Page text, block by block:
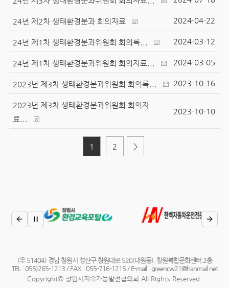
24년 제2차 생태환경분과 회의자료 2024-04-22
24년 제1차 생태환경분과위원회 회의록... 2024-03-12
24년 제1차 생태환경분과위원회 회의자료... 2024-03-05
2023년 제3차 생태환경분과위원회 회의록... 2023-10-16
2023년 제3차 생태환경분과위원회 회의자
료...
2023-10-10
1 2 >
(우 51404) 경남 창원시 성산구 창원대로 520(대원동), 창원복합문화센터 2층
TEL : 055)265-1213 / FAX : 055-716-1215 / E-mail : greencw21@hanmail.net
Copyright© 창원시지속가능발전협의회 All Rights Reserved.